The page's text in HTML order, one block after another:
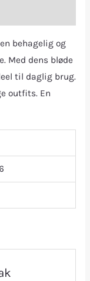
behagelig og
Med dens bløde
til daglig brug.
outfits. En